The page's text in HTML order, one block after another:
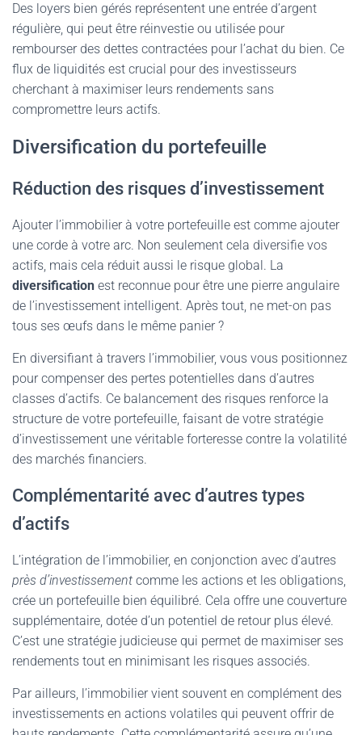
Des loyers bien gérés représentent une entrée d’argent
régulière, qui peut être réinvestie ou utilisée pour
rembourser des dettes contractées pour l’achat du bien. Ce
flux de liquidités est crucial pour des investisseurs
cherchant à maximiser leurs rendements sans
compromettre leurs actifs.
Diversification du portefeuille
Réduction des risques d’investissement
Ajouter l’immobilier à votre portefeuille est comme ajouter
une corde à votre arc. Non seulement cela diversifie vos
actifs, mais cela réduit aussi le risque global. La
diversification est reconnue pour être une pierre angulaire
de l’investissement intelligent. Après tout, ne met-on pas
tous ses œufs dans le même panier ?
En diversifiant à travers l’immobilier, vous vous positionnez
pour compenser des pertes potentielles dans d’autres
classes d’actifs. Ce balancement des risques renforce la
structure de votre portefeuille, faisant de votre stratégie
d’investissement une véritable forteresse contre la volatilité
des marchés financiers.
Complémentarité avec d’autres types
d’actifs
L’intégration de l’immobilier, en conjonction avec d’autres
près d’investissement comme les actions et les obligations,
crée un portefeuille bien équilibré. Cela offre une couverture
supplémentaire, dotée d’un potentiel de retour plus élevé.
C’est une stratégie judicieuse qui permet de maximiser ses
rendements tout en minimisant les risques associés.
Par ailleurs, l’immobilier vient souvent en complément des
investissements en actions volatiles qui peuvent offrir de